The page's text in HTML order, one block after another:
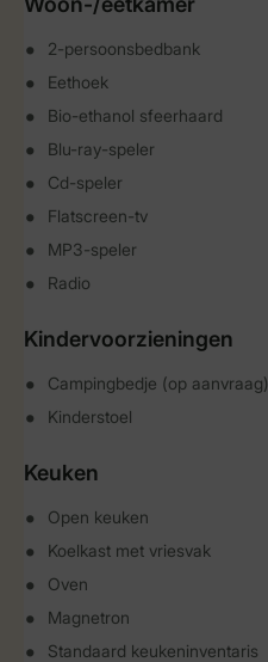
2-persoonsbedbank
Eethoek
Bio-ethanol sfeerhaard
Blu-ray-speler
Cd-speler
Flatscreen-tv
MP3-speler
Radio
Kindervoorzieningen
Campingbedje (op aanvraag)
Kinderstoel
Keuken
Open keuken
Koelkast met vriesvak
Oven
Magnetron
Standaard keukeninventaris